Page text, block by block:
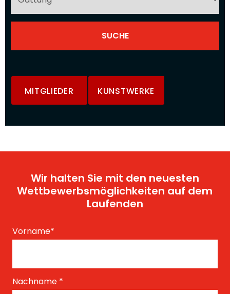
MITGLIEDER KUNSTWERKE
Wir halten Sie mit den neuesten
Wettbewerbsmöglichkeiten auf dem
Laufenden
Vorname*
Nachname *